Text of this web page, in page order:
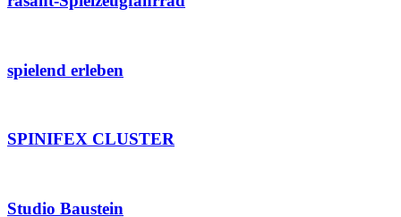
spielend erleben
SPINIFEX CLUSTER
Studio Baustein